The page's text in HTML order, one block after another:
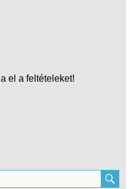
el a feltételeket!